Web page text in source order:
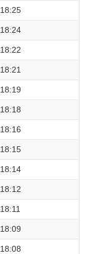
18:25
18:24
18:22
18:21
18:19
18:18
18:16
18:15
18:14
18:12
18:11
18:09
18:08